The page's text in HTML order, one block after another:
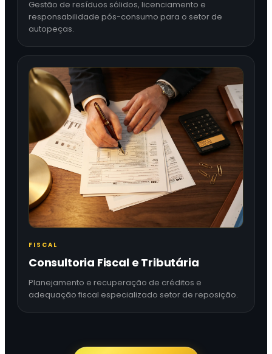
Gestão de resíduos sólidos, licenciamento e
responsabilidade pós-consumo para o setor de
autopeças.
FISCAL
Consultoria Fiscal e Tributária
Planejamento e recuperação de créditos e
adequação fiscal especializado setor de reposição.